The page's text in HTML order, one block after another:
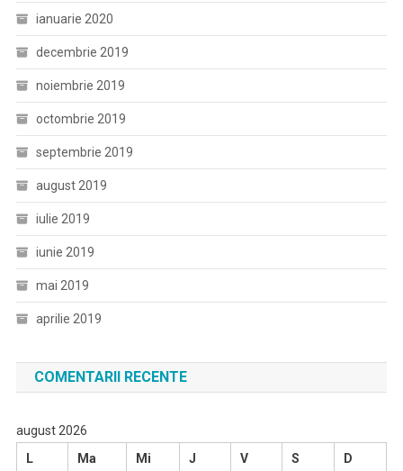
ianuarie 2020
decembrie 2019
noiembrie 2019
octombrie 2019
septembrie 2019
august 2019
iulie 2019
iunie 2019
mai 2019
aprilie 2019
COMENTARII RECENTE
august 2026
L
Ma Mi J V S D